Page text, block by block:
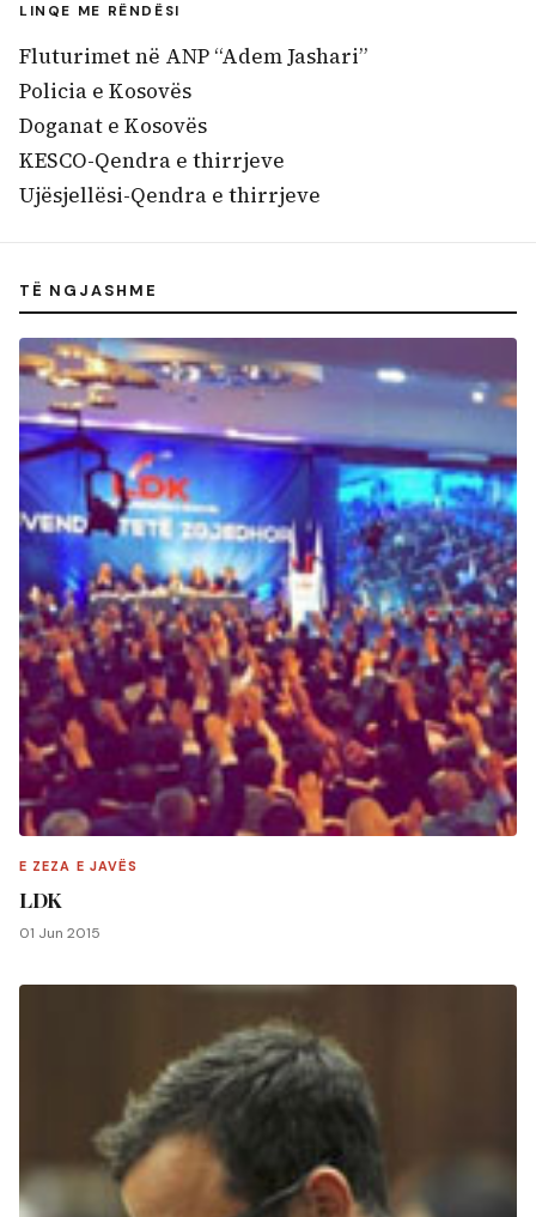
LINQE ME RËNDËSI
Fluturimet në ANP “Adem Jashari”
Policia e Kosovës
Doganat e Kosovës
KESCO-Qendra e thirrjeve
Ujësjellësi-Qendra e thirrjeve
TË NGJASHME
E ZEZA E JAVËS
LDK
01 Jun 2015